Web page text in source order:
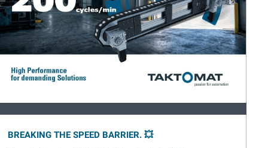
BREAKING THE SPEED BARRIER. 💥